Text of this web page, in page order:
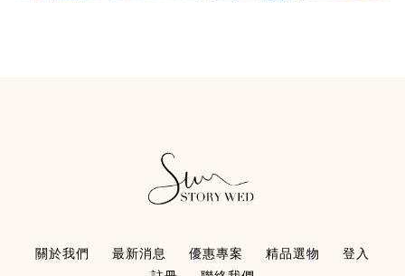
關於我們 最新消息 優惠專案 精品選物
登入